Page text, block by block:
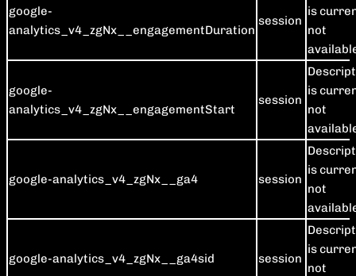
google-
analytics_v4_zgNx__engagementDuration
session
is
not
google-
analytics_v4_zgNx__engagementStart
session
is
not
google-analytics_v4_zgNx__ga4 session
is
not
google-analytics_v4_zgNx__ga4sid session
is
not